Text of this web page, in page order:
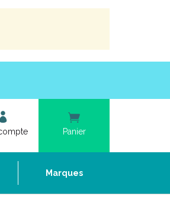
Panier
Marques